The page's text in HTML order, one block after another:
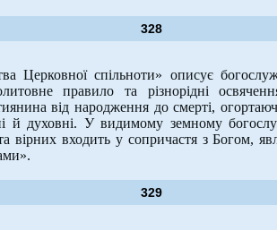
328
спільноти» описує
правило та різнорідні
від народження до смерті,
й духовні. У видимому земному
вірних входить у сопричастя з Богом,
329